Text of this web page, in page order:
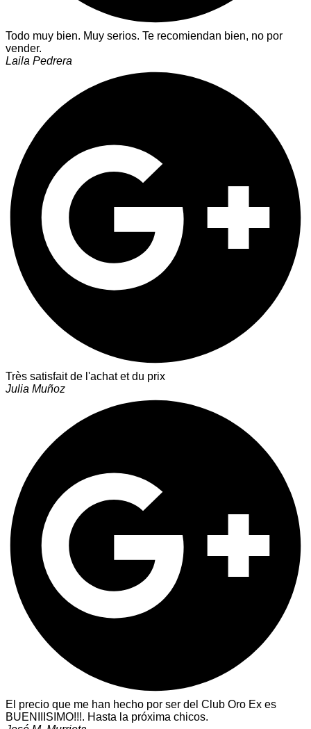
Todo muy bien. Muy serios. Te recomiendan bien, no por
vender.
Laila Pedrera
Très satisfait de l'achat et du prix
Julia Muñoz
El precio que me han hecho por ser del Club Oro Ex es
BUENIIISIMO!!!. Hasta la próxima chicos.